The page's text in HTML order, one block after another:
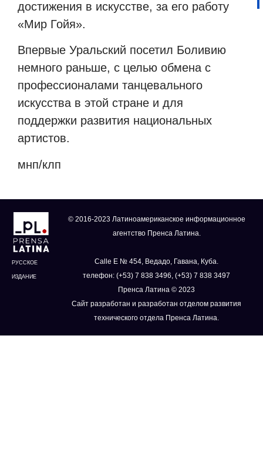
достижения в искусстве, за его работу
«Мир Гойя».
Впервые Уральский посетил Боливию
немного раньше, с целью обмена с
профессионалами танцевального
искусства в этой стране и для
поддержки развития национальных
артистов.
мнп/клп
РУССКОЕ
ИЗДАНИЕ
© 2016-2023 Латиноамериканское информационное
агентство Пренса Латина.
Calle E № 454, Ведадо, Гавана, Куба.
телефон: (+53) 7 838 3496, (+53) 7 838 3497
Пренса Латина © 2023
Сайт разработан и разработан отделом развития
технического отдела Пренса Латина.